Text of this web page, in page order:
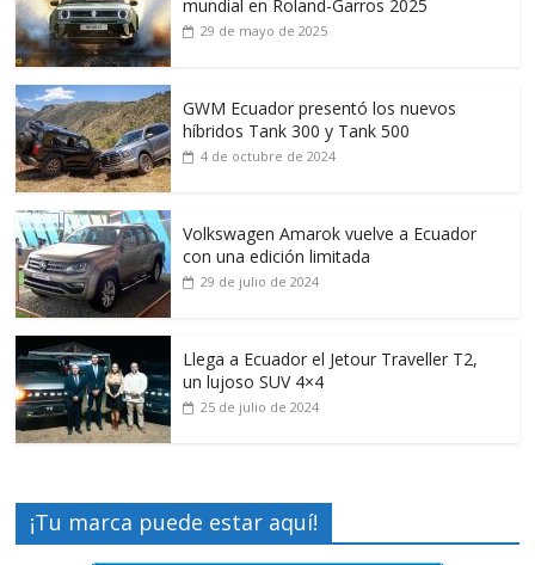
mundial en Roland-Garros 2025
29 de mayo de 2025
GWM Ecuador presentó los nuevos
híbridos Tank 300 y Tank 500
4 de octubre de 2024
Volkswagen Amarok vuelve a Ecuador
con una edición limitada
29 de julio de 2024
Llega a Ecuador el Jetour Traveller T2,
un lujoso SUV 4×4
25 de julio de 2024
¡Tu marca puede estar aquí!